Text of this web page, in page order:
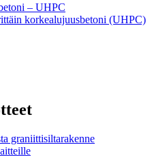
– UHPC
korkealujuusbetoni (UHPC)